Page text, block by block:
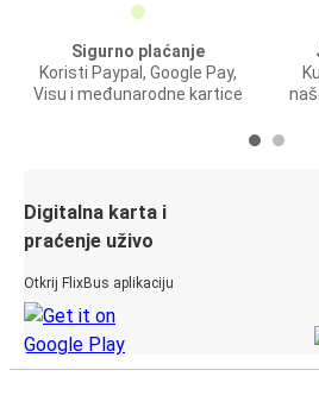
Sigurno plaćanje
Koristi Paypal, Google Pay,
Visu i međunarodne kartice
Digitalna karta i
praćenje uživo
Otkrij FlixBus aplikaciju